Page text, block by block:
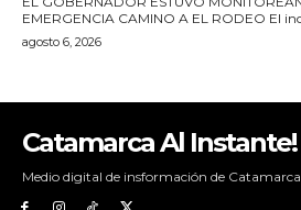
Catamarca Al Instante!
Medio digital de insformación de Catamarca.